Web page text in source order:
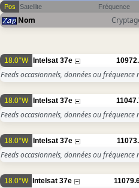
Pos Satellite Fréquence
Nom
18.0°W Intelsat 37e
Feeds occasionnels, données ou fréquence
18.0°W Intelsat 37e
Feeds occasionnels, données ou fréquence
18.0°W Intelsat 37e
Feeds occasionnels, données ou fréquence
18.0°W Intelsat 37e